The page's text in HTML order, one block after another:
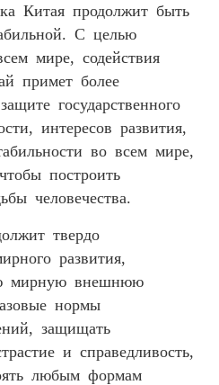
Китая продолжит быть
С целью
мире, содействия
примет более
государственного
интересов развития,
во всем мире,
построить
человечества.
твердо
развития,
мирную внешнюю
нормы
защищать
и справедливость,
любым формам